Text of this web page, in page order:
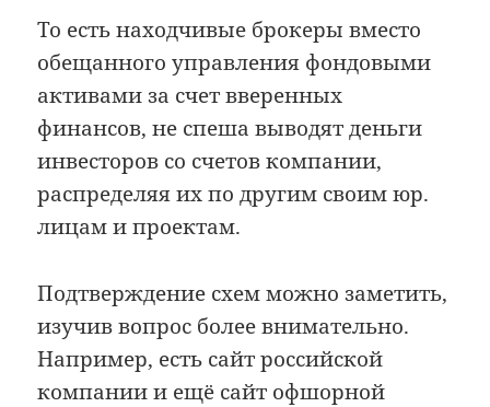
То есть находчивые брокеры вместо
обещанного управления фондовыми
активами за счет вверенных
финансов, не спеша выводят деньги
инвесторов со счетов компании,
распределяя их по другим своим юр.
лицам и проектам.
Подтверждение схем можно заметить,
изучив вопрос более внимательно.
Например, есть сайт российской
компании и ещё сайт офшорной